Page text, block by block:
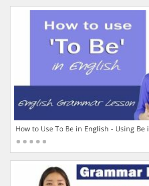
How to Use To Be in English - Using